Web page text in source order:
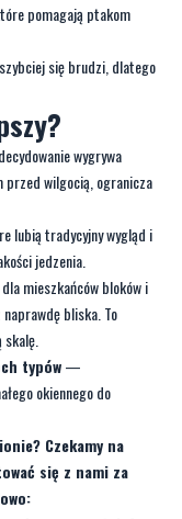
wygrywa
wilgocią, ogranicza
tradycyjny wygląd i
jedzenia.
mieszkańców bloków i
bliska. To
skalę.
typów—
okiennego do
Czekamy na
się z nami za
numerem telefonu